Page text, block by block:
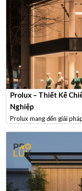
Prolux – Thiết Kế
Nghiệp
Prolux mang đến giải